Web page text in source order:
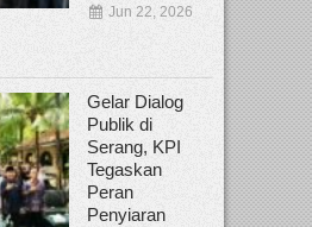
Jun 22, 2026
Gelar Dialog
Publik di
Serang, KPI
Tegaskan
Peran
Penyiaran